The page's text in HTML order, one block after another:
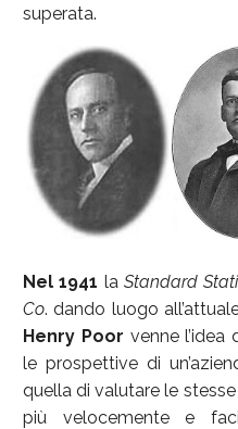
superata.
Nel 1941 la Standard
Co. dando luogo
Henry Poor venne
le prospettive di
quella di valutare le stesse
più velocemente e